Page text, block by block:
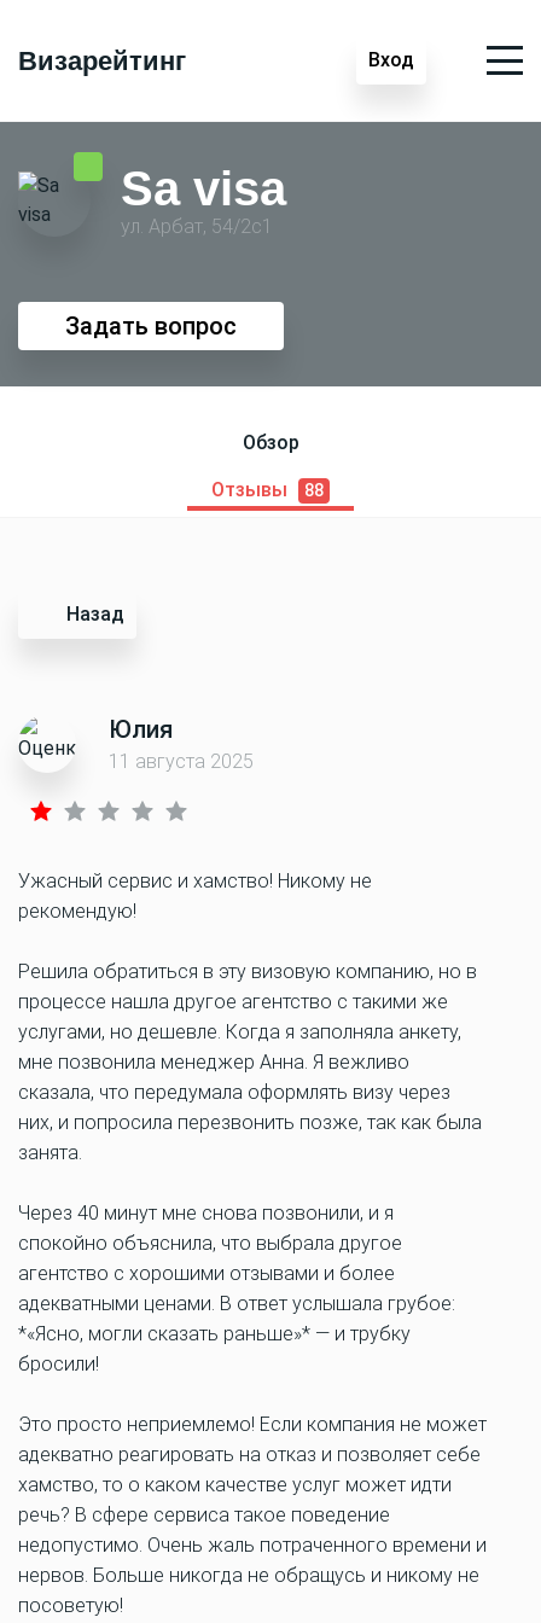
Визарейтинг Вход
Sa visa
ул. Арбат, 54/2с1
Задать вопрос
Обзор
Отзывы 88
Назад
Юлия
11 августа 2025
Ужасный сервис и хамство! Никому не
рекомендую!
Решила обратиться в эту визовую компанию, но в
процессе нашла другое агентство с такими же
услугами, но дешевле. Когда я заполняла анкету,
мне позвонила менеджер Анна. Я вежливо
сказала, что передумала оформлять визу через
них, и попросила перезвонить позже, так как была
занята.
Через 40 минут мне снова позвонили, и я
спокойно объяснила, что выбрала другое
агентство с хорошими отзывами и более
адекватными ценами. В ответ услышала грубое:
*«Ясно, могли сказать раньше»* — и трубку
бросили!
Это просто неприемлемо! Если компания не может
адекватно реагировать на отказ и позволяет себе
хамство, то о каком качестве услуг может идти
речь? В сфере сервиса такое поведение
недопустимо. Очень жаль потраченного времени и
нервов. Больше никогда не обращусь и никому не
посоветую!